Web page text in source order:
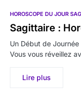
HOROSCOPE DU JOUR
Sagittaire :
Un Début de
Vous vous réveillez
Lire plus